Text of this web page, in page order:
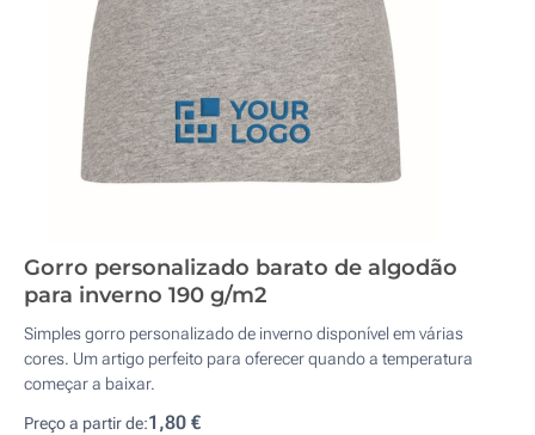
Gorro personalizado barato de algodão
para inverno 190 g/m2
Simples gorro personalizado de inverno disponível em várias
cores. Um artigo perfeito para oferecer quando a temperatura
começar a baixar.
Preço a partir de:1,80 €